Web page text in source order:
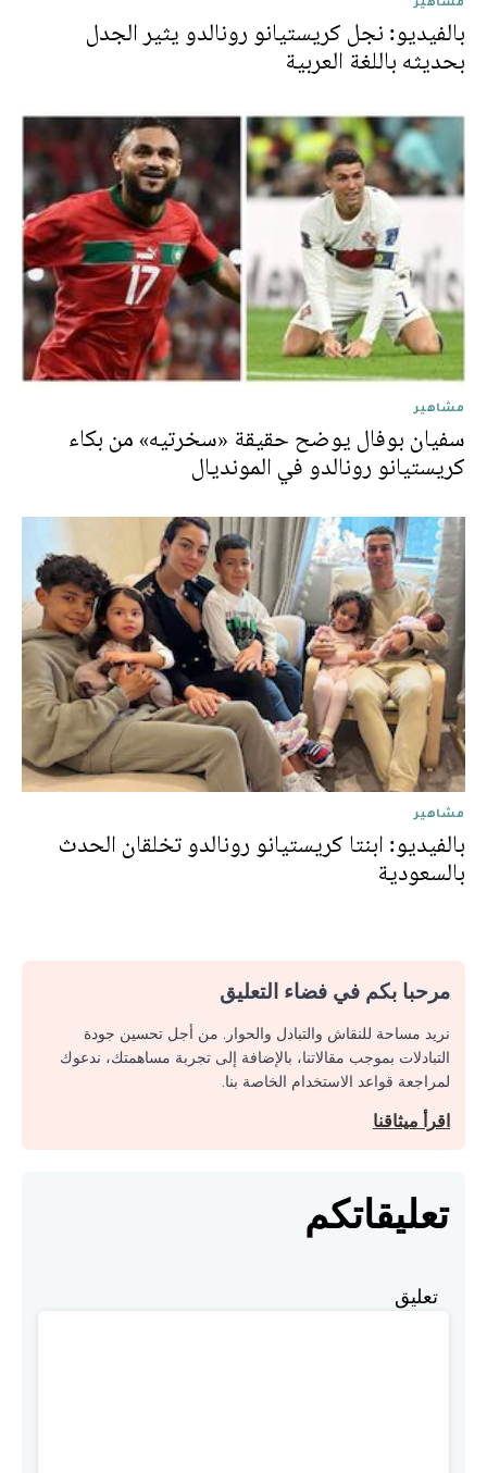
بالفيديو: نجل كريستيانو رونالدو يثير الجدل
بحديثه باللغة العربية
مشاهير
سفيان بوفال يوضح حقيقة «سخرتيه» من بكاء
كريستيانو رونالدو في المونديال
مشاهير
بالفيديو: ابنتا كريستيانو رونالدو تخلقان الحدث
بالسعودية
مرحبا بكم في فضاء التعليق
نريد مساحة للنقاش والتبادل والحوار. من أجل تحسين جودة
التبادلات بموجب مقالاتنا، بالإضافة إلى تجربة مساهمتك، ندعوك
لمراجعة قواعد الاستخدام الخاصة بنا.
اقرأ ميثاقنا
تعليقاتكم
تعليق